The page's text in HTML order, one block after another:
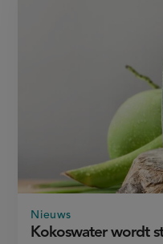
Kokoswater wordt
Nieuws